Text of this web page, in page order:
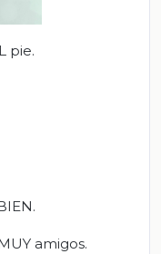
pie.
amigos.